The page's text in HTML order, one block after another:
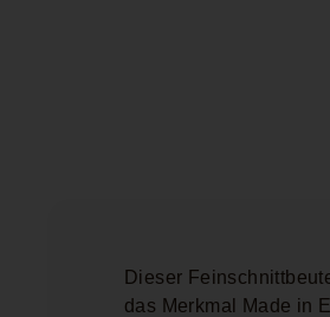
Dieser
das Merkmal Made in